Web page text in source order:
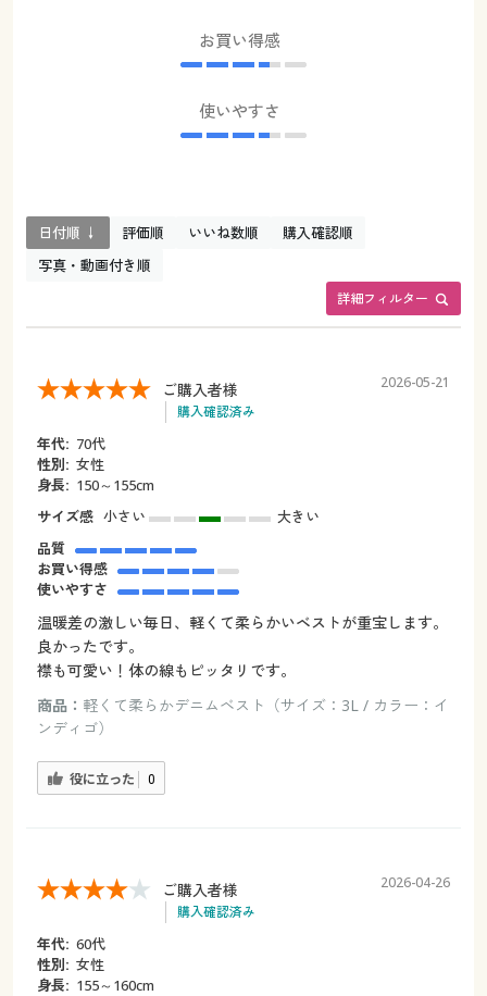
お買い得感
使いやすさ
詳細フィルター
日付順 ↓ 評価順 いいね数順
購入確認順
写真・動画付き順
ご購入者様
購入確認済み
2026-05-21
年代: 70代
性別: 女性
身長: 150～155cm
サイズ感 小さい
大きい
品質
お買い得感
使いやすさ
温暖差の激しい毎日、軽くて柔らかいベストが重宝します。
良かったです。
襟も可愛い！体の線もピッタリです。
商品： 軽くて柔らかデニムベスト（サイズ：3L / カラー：イ
ンディゴ）
役に立った 0
ご購入者様
購入確認済み
2026-04-26
年代: 60代
性別: 女性
身長: 155～160cm